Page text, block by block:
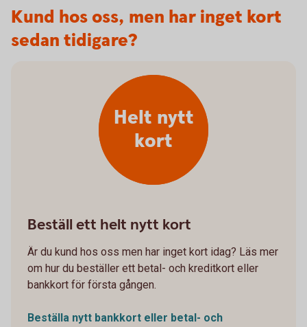
Kund hos oss, men har inget kort
sedan tidigare?
Helt nytt
kort
Beställ ett helt nytt kort
Är du kund hos oss men har inget kort idag? Läs mer
om hur du beställer ett betal- och kreditkort eller
bankkort för första gången.
Beställa nytt bankkort eller betal- och